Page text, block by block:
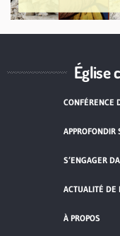
Église
CONFÉRENCE
APPROFONDIR
S’ENGAGER
ACTUALITÉ DE
À PROPOS